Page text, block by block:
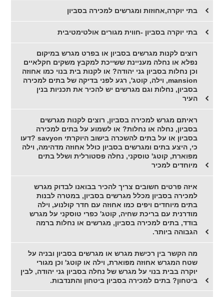
בתי יוקרה,אחוזות ומגרשים למכירה בסביון
בתי יוקרה בסביון -חווית מגורים אולטימטיבית
רוצים לקנות מגרשים בסביון או בפרט מגרש במיקום
נפלא או נחלה מעניינת ששייכת למקבץ משקים חקלאיים
וכן נחלות בסביון גני יהודה? או לקנות בית בנוי כמו אחוזה
mansion, וילה, קוטג', רגע לפני בדיקה של בתים למכירה
בסביון, נחלות וגם מגרשים יש להכיר את תכניות בנין
העיר
ראיתם מגרש למכירה בסביון, רוצים לקנות מגרשים
בסביון, נחלה או נחלות? או לשמוע על בתים למכירה
בסביון או על בתים להשכרה בישוב היוקרתי savyon ?דעו
כי, היצע בתים ומגרשים בסביון כולל אחוזה מדהימה, וילה
מפוארת, קוטג' טוסקני, נחלה פסטורלית ושלל בתים
מיוחדים למכיר
איזה פרטים חשובים צריך להכיר בבואנו לבדוק מגרש
למכירה בסביון מכלל מגרשים בסביון, במטרה לבנות
בתים מיוחדים ויפים כמו אחוזה עם חדר קולנוע, וילה
מודרנית עם בריכת שחיה, קוטג' כפרי טוסקני על מגרש
בודד, בתים למכירה בסביון, מגרשים או נחלות ברמה
הגבוהה ביותר.
מה הקשר בין רכישת מגרש או מגרשים בסביון ובניה על
שטח המגרש אחוזה מפוארת, וילה או קוטג' וכן מגורי
יוקרה בבית בנוי על מגרש של נחלה בסביון גני יהודה, לבין
ביטחון? בתים למכירה בסביון ביטחון והתנדבות.